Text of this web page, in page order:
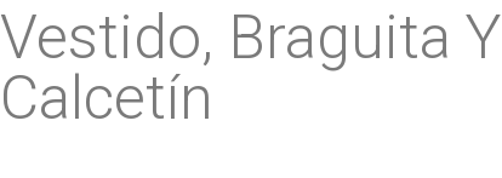
Vestido, Braguita Y
Calcetín